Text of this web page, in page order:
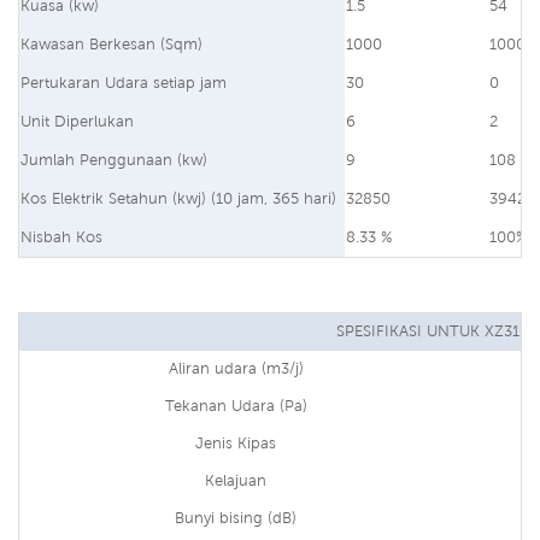
Kuasa (kw) 1.5 54
Kawasan Berkesan (Sqm) 1000 1000
Pertukaran Udara setiap jam 30 0
Unit Diperlukan 6 2
Jumlah Penggunaan (kw) 9 108
Kos Elektrik Setahun (kwj) (10 jam, 365 hari) 32850
Nisbah Kos 8.33 % 100%
SPESIFIKASI UNTUK XZ31-
Aliran udara (m3/j)
Tekanan Udara (Pa)
Jenis Kipas
Kelajuan
Bunyi bising (dB)